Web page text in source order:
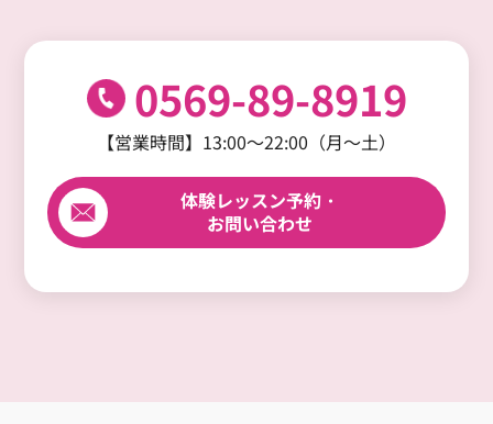
0569-89-8919
【営業時間】13:00～22:00（月～土）
体験レッスン予約・
お問い合わせ